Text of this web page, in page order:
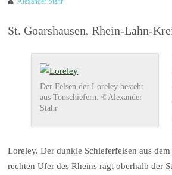
St. Goarshausen, Rhein-Lahn-
Der Felsen der Loreley besteht
aus Tonschiefern. ©Alexander
Stahr
Loreley. Der dunkle Schieferfelsen aus
rechten Ufer des Rheins ragt oberhalb der